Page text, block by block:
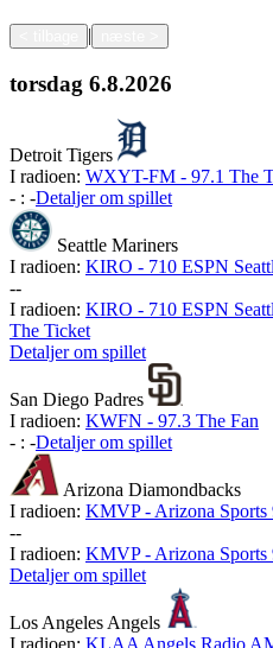
|
torsdag 6.8.2026
Detroit Tigers
I radioen: WXYT-FM - 97.1 The
- : -Detaljer om spillet
Seattle Mariners
I radioen: KIRO - 710 ESPN
--
I radioen: KIRO - 710 ESPN
The Ticket
Detaljer om spillet
San Diego Padres
I radioen: KWFN - 97.3 The Fan
- : -Detaljer om spillet
Arizona Diamondbacks
I radioen: KMVP - Arizona Sports
--
I radioen: KMVP - Arizona Sports
Detaljer om spillet
Los Angeles Angels